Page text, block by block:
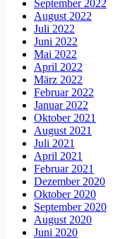
September 2022
August 2022
Juli 2022
Juni 2022
Mai 2022
April 2022
März 2022
Februar 2022
Januar 2022
Oktober 2021
August 2021
Juli 2021
April 2021
Februar 2021
Dezember 2020
Oktober 2020
September 2020
August 2020
Juni 2020